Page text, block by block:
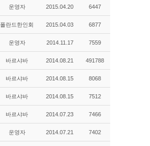
운영자 2015.04.20 6447
폴란드한인회 2015.04.03 6877
운영자 2014.11.17 7559
바르샤바 2014.08.21 491788
바르샤바 2014.08.15 8068
바르샤바 2014.08.15 7512
바르샤바 2014.07.23 7466
운영자 2014.07.21 7402